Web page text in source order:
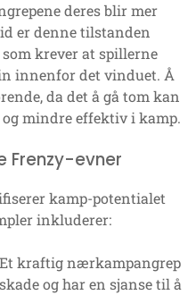
deres blir mer
er denne tilstanden
krever at spillerne
innenfor det vinduet. Å
da det å gå tom kan
mindre effektiv i kamp.
Frenzy-evner
kamp-potentialet
inkluderer:
Et kraftig nærkampangrep
og har en sjanse til å